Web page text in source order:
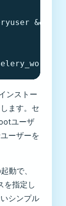
&&
ンストー
ます。セ
ユーザ
ーザーを
動で、
を指定し
シンプル